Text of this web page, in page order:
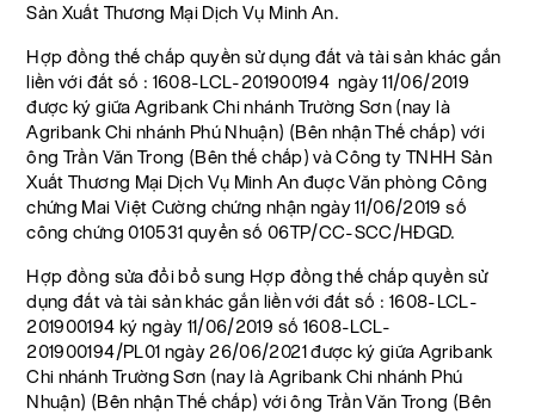
Sản Xuất Thương Mại Dịch Vụ Minh An.
Hợp đồng thế chấp quyền sử dụng đất và tài sản khác gắn
liền với đất số : 1608-LCL-201900194 ngày 11/06/2019
được ký giữa Agribank Chi nhánh Trường Sơn (nay là
Agribank Chi nhánh Phú Nhuận) (Bên nhận Thế chấp) với
ông Trần Văn Trong (Bên thế chấp) và Công ty TNHH Sản
Xuất Thương Mại Dịch Vụ Minh An đuợc Văn phòng Công
chứng Mai Việt Cường chứng nhận ngày 11/06/2019 số
công chứng 010531 quyển số 06TP/CC-SCC/HĐGD.
Hợp đồng sửa đổi bổ sung Hợp đồng thế chấp quyền sử
dụng đất và tài sản khác gắn liền với đất số : 1608-LCL-
201900194 ký ngày 11/06/2019 số 1608-LCL-
201900194/PL01 ngày 26/06/2021 được ký giữa Agribank
Chi nhánh Trường Sơn (nay là Agribank Chi nhánh Phú
Nhuận) (Bên nhận Thế chấp) với ông Trần Văn Trong (Bên